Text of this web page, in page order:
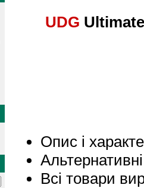
UDG
Опис і
Всі товари